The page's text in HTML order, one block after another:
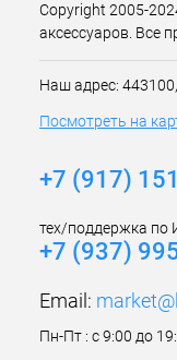
Copyright 2005-
аксессуаров. Все
Наш адрес:
Посмотреть на
+7 (917)
тех/поддержка по
+7 (937)
Email:
Пн-Пт : с 9:00 до